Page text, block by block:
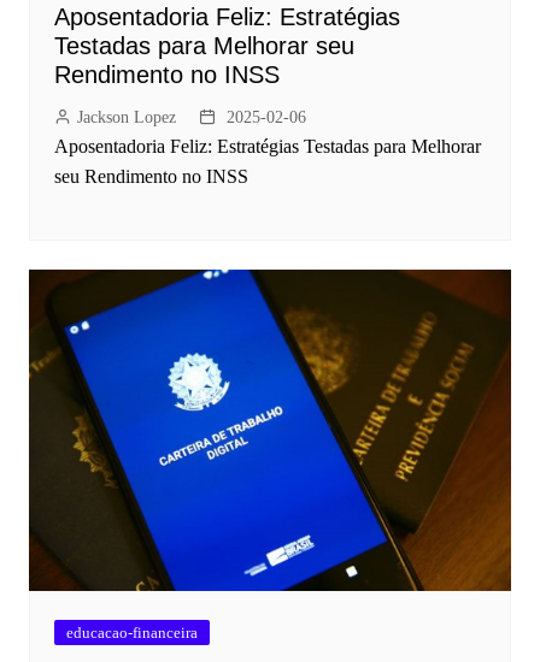
Aposentadoria Feliz: Estratégias
Testadas para Melhorar seu
Rendimento no INSS
Jackson Lopez 2025-02-06
Aposentadoria Feliz: Estratégias Testadas para Melhorar
seu Rendimento no INSS
educacao-financeira